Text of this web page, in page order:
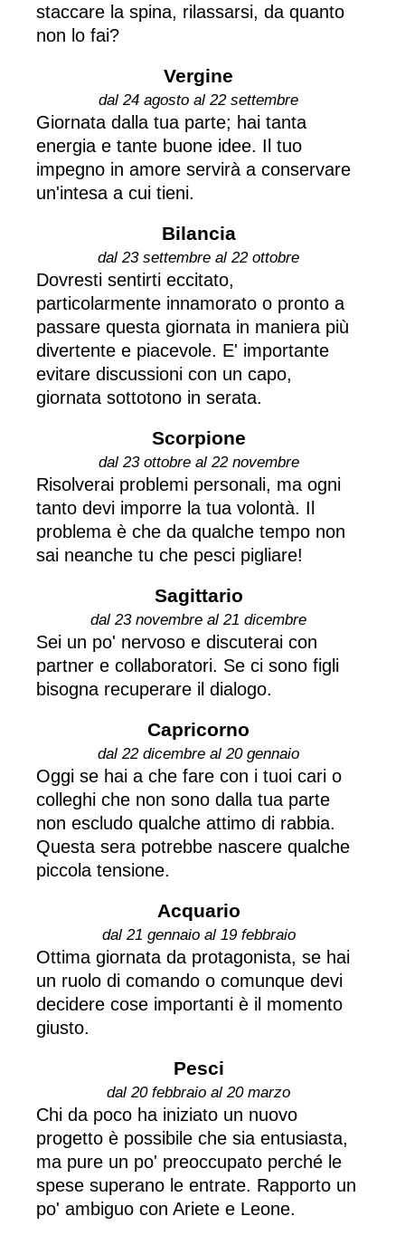
staccare la spina, rilassarsi, da quanto
non lo fai?
Vergine
dal 24 agosto al 22 settembre
Giornata dalla tua parte; hai tanta
energia e tante buone idee. Il tuo
impegno in amore servirà a conservare
un'intesa a cui tieni.
Bilancia
dal 23 settembre al 22 ottobre
Dovresti sentirti eccitato,
particolarmente innamorato o pronto a
passare questa giornata in maniera più
divertente e piacevole. E' importante
evitare discussioni con un capo,
giornata sottotono in serata.
Scorpione
dal 23 ottobre al 22 novembre
Risolverai problemi personali, ma ogni
tanto devi imporre la tua volontà. Il
problema è che da qualche tempo non
sai neanche tu che pesci pigliare!
Sagittario
dal 23 novembre al 21 dicembre
Sei un po' nervoso e discuterai con
partner e collaboratori. Se ci sono figli
bisogna recuperare il dialogo.
Capricorno
dal 22 dicembre al 20 gennaio
Oggi se hai a che fare con i tuoi cari o
colleghi che non sono dalla tua parte
non escludo qualche attimo di rabbia.
Questa sera potrebbe nascere qualche
piccola tensione.
Acquario
dal 21 gennaio al 19 febbraio
Ottima giornata da protagonista, se hai
un ruolo di comando o comunque devi
decidere cose importanti è il momento
giusto.
Pesci
dal 20 febbraio al 20 marzo
Chi da poco ha iniziato un nuovo
progetto è possibile che sia entusiasta,
ma pure un po' preoccupato perché le
spese superano le entrate. Rapporto un
po' ambiguo con Ariete e Leone.